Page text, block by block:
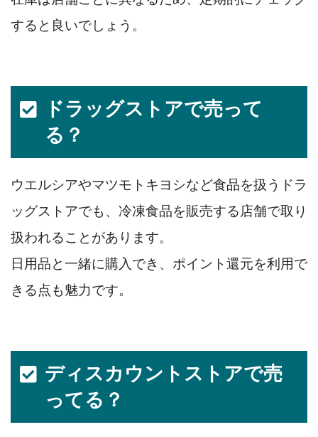
すると良いでしょう。
ドラッグストアで売って
る？
ウエルシアやマツモトキヨシなど食品を扱うドラ
ッグストアでも、冷凍食品を販売する店舗で取り
扱われることがあります。
日用品と一緒に購入でき、ポイント還元を利用で
きる点も魅力です。
ディスカウントストアで売
ってる？